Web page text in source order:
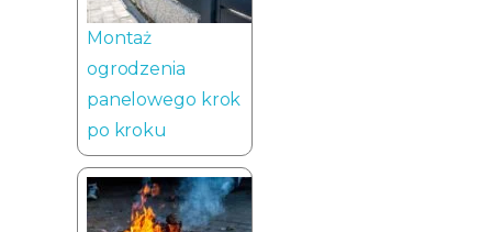
Montaż
ogrodzenia
panelowego krok
po kroku